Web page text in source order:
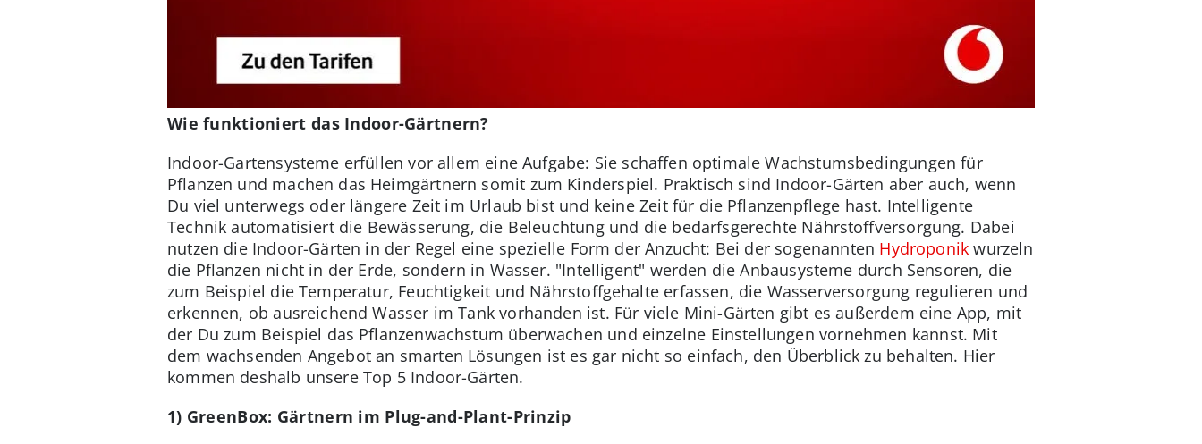
Wie funktioniert das Indoor-Gärtnern?
Indoor-Gartensysteme erfüllen vor allem eine Aufgabe: Sie schaffen optimale Wachstumsbedingungen für
Pflanzen und machen das Heimgärtnern somit zum Kinderspiel. Praktisch sind Indoor-Gärten aber auch, wenn
Du viel unterwegs oder längere Zeit im Urlaub bist und keine Zeit für die Pflanzenpflege hast. Intelligente
Technik automatisiert die Bewässerung, die Beleuchtung und die bedarfsgerechte Nährstoffversorgung. Dabei
nutzen die Indoor-Gärten in der Regel eine spezielle Form der Anzucht: Bei der sogenannten Hydroponik wurzeln
die Pflanzen nicht in der Erde, sondern in Wasser. "Intelligent" werden die Anbausysteme durch Sensoren, die
zum Beispiel die Temperatur, Feuchtigkeit und Nährstoffgehalte erfassen, die Wasserversorgung regulieren und
erkennen, ob ausreichend Wasser im Tank vorhanden ist. Für viele Mini-Gärten gibt es außerdem eine App, mit
der Du zum Beispiel das Pflanzenwachstum überwachen und einzelne Einstellungen vornehmen kannst. Mit
dem wachsenden Angebot an smarten Lösungen ist es gar nicht so einfach, den Überblick zu behalten. Hier
kommen deshalb unsere Top 5 Indoor-Gärten.
1) GreenBox: Gärtnern im Plug-and-Plant-Prinzip